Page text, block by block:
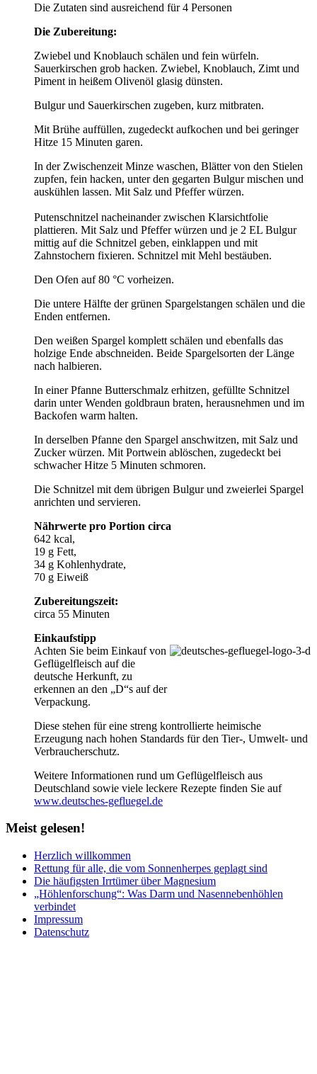
Die Zutaten sind ausreichend für 4 Personen
Die Zubereitung:
Zwiebel und Knoblauch schälen und fein würfeln.
Sauerkirschen grob hacken. Zwiebel, Knoblauch, Zimt und
Piment in heißem Olivenöl glasig dünsten.
Bulgur und Sauerkirschen zugeben, kurz mitbraten.
Mit Brühe auffüllen, zugedeckt aufkochen und bei geringer
Hitze 15 Minuten garen.
In der Zwischenzeit Minze waschen, Blätter von den Stielen
zupfen, fein hacken, unter den gegarten Bulgur mischen und
auskühlen lassen. Mit Salz und Pfeffer würzen.
Putenschnitzel nacheinander zwischen Klarsichtfolie
plattieren. Mit Salz und Pfeffer würzen und je 2 EL Bulgur
mittig auf die Schnitzel geben, einklappen und mit
Zahnstochern fixieren. Schnitzel mit Mehl bestäuben.
Den Ofen auf 80 °C vorheizen.
Die untere Hälfte der grünen Spargelstangen schälen und die
Enden entfernen.
Den weißen Spargel komplett schälen und ebenfalls das
holzige Ende abschneiden. Beide Spargelsorten der Länge
nach halbieren.
In einer Pfanne Butterschmalz erhitzen, gefüllte Schnitzel
darin unter Wenden goldbraun braten, herausnehmen und im
Backofen warm halten.
In derselben Pfanne den Spargel anschwitzen, mit Salz und
Zucker würzen. Mit Portwein ablöschen, zugedeckt bei
schwacher Hitze 5 Minuten schmoren.
Die Schnitzel mit dem übrigen Bulgur und zweierlei Spargel
anrichten und servieren.
Nährwerte pro Portion circa
642 kcal,
19 g Fett,
34 g Kohlenhydrate,
70 g Eiweiß
Zubereitungszeit:
circa 55 Minuten
Einkaufstipp
Achten Sie beim Einkauf von
Geflügelfleisch auf die
deutsche Herkunft, zu
erkennen an den „D“s auf der
Verpackung.
Diese stehen für eine streng kontrollierte heimische
Erzeugung nach hohen Standards für den Tier-, Umwelt- und
Verbraucherschutz.
Weitere Informationen rund um Geflügelfleisch aus
Deutschland sowie viele leckere Rezepte finden Sie auf
www.deutsches-gefluegel.de
Meistgelesen!
Herzlich willkommen
Rettung für alle, die vom Sonnenherpes geplagt sind
Die häufigsten Irrtümer über Magnesium
„Höhlenforschung“: Was Darm und Nasennebenhöhlen
verbindet
Impressum
Datenschutz